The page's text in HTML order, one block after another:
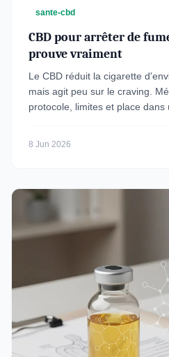
sante-cbd
CBD pour arrêter de
prouve vraiment
Le CBD réduit la cigarette
mais agit peu sur le craving.
protocole, limites et place dans
8 Jun 2026